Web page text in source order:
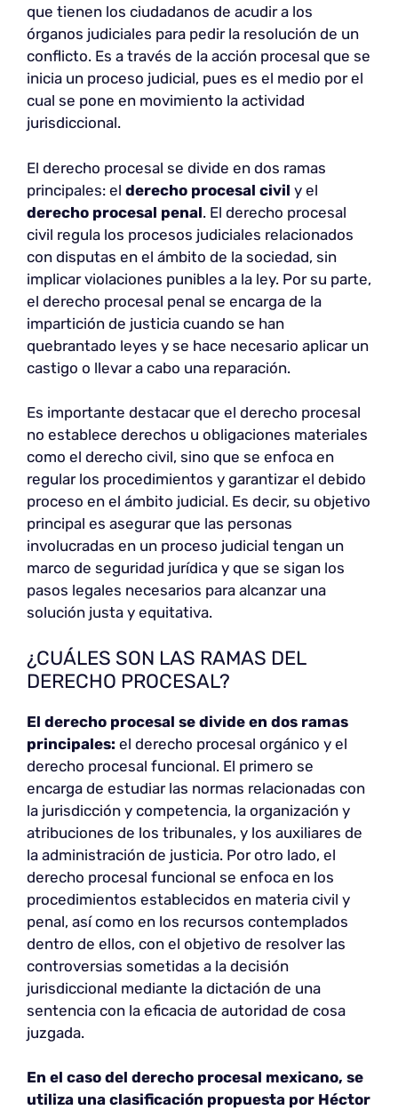
que tienen los ciudadanos de acudir a los
órganos judiciales para pedir la resolución de un
conflicto. Es a través de la acción procesal que se
inicia un proceso judicial, pues es el medio por el
cual se pone en movimiento la actividad
jurisdiccional.
El derecho procesal se divide en dos ramas
principales: el derecho procesal civil y el
derecho procesal penal. El derecho procesal
civil regula los procesos judiciales relacionados
con disputas en el ámbito de la sociedad, sin
implicar violaciones punibles a la ley. Por su parte,
el derecho procesal penal se encarga de la
impartición de justicia cuando se han
quebrantado leyes y se hace necesario aplicar un
castigo o llevar a cabo una reparación.
Es importante destacar que el derecho procesal
no establece derechos u obligaciones materiales
como el derecho civil, sino que se enfoca en
regular los procedimientos y garantizar el debido
proceso en el ámbito judicial. Es decir, su objetivo
principal es asegurar que las personas
involucradas en un proceso judicial tengan un
marco de seguridad jurídica y que se sigan los
pasos legales necesarios para alcanzar una
solución justa y equitativa.
¿CUÁLES SON LAS RAMAS DEL
DERECHO PROCESAL?
El derecho procesal se divide en dos ramas
principales: el derecho procesal orgánico y el
derecho procesal funcional. El primero se
encarga de estudiar las normas relacionadas con
la jurisdicción y competencia, la organización y
atribuciones de los tribunales, y los auxiliares de
la administración de justicia. Por otro lado, el
derecho procesal funcional se enfoca en los
procedimientos establecidos en materia civil y
penal, así como en los recursos contemplados
dentro de ellos, con el objetivo de resolver las
controversias sometidas a la decisión
jurisdiccional mediante la dictación de una
sentencia con la eficacia de autoridad de cosa
juzgada.
En el caso del derecho procesal mexicano, se
utiliza una clasificación propuesta por Héctor